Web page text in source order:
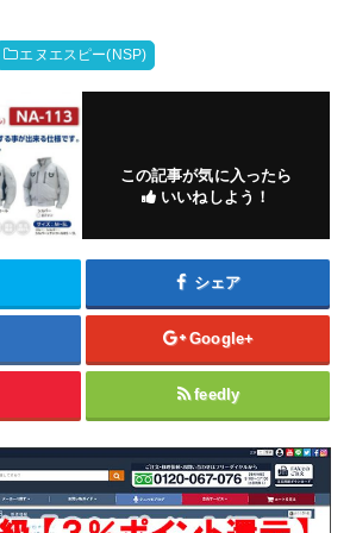
エヌエスピー(NSP)
この記事が気に入ったら
いいねしよう！
シェア
Google+
feedly